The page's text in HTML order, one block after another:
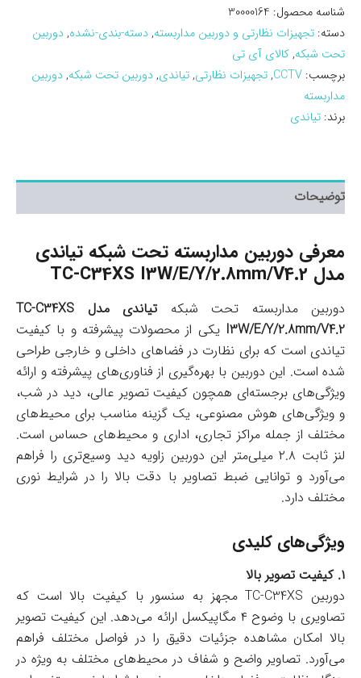
شناسه محصول: 30000164
دسته: تجهیزات نظارتی و دوربین مداربسته,دسته-بندی-نشده,دوربین
تحت شبکه,کالای آی تی
برچسب: CCTV
,تجهیزات نظارتی,تیاندی,دوربین تحت شبکه,دوربین
مداربسته
برند: تیاندی
توضیحات
معرفی دوربین مداربسته تحت شبکه تیاندی
مدل TC-C34XS I3W/E/Y/2.8mm/V4.2
دوربین مداربسته تحت شبکه
تیاندی مدل TC-C34XS
I3W/E/Y/2.8mm/V4.2 یکی از محصولات پیشرفته و با کیفیت
تیاندی است که برای نظارت در فضاهای داخلی و خارجی طراحی
شده است. این دوربین با بهره‌گیری از فناوری‌های پیشرفته و ارائه
ویژگی‌های برجسته‌ای همچون کیفیت تصویر عالی، دید در شب،
و ویژگی‌های هوش مصنوعی، یک گزینه مناسب برای محیط‌های
مختلف از جمله مراکز تجاری، اداری و محیط‌های حساس است.
لنز ثابت ۲.۸ میلی‌متر این دوربین زاویه دید وسیع‌تری را فراهم
می‌آورد و توانایی ضبط تصاویر با دقت بالا را در شرایط نوری
مختلف دارد.
ویژگی‌های کلیدی
۱. کیفیت تصویر بالا
دوربین TC-C34XS مجهز به سنسور با کیفیت بالا است که
تصاویری با وضوح ۴ مگاپیکسل ارائه می‌دهد. این کیفیت تصویر
بالا امکان مشاهده جزئیات دقیق را در فواصل مختلف فراهم
می‌آورد. تصاویر واضح و شفاف در محیط‌های مختلف به ویژه در